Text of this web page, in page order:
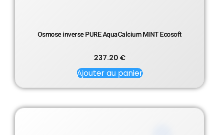
Osmose inverse PURE AquaCalcium MINT Ecosoft
237.20 €
Ajouter au panier